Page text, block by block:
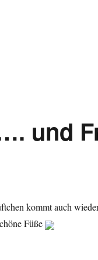
und
kommt auch
Füße